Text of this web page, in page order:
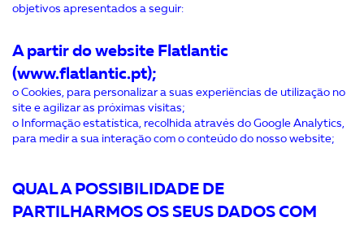
objetivos apresentados a seguir:
A partir do website Flatlantic
(www.flatlantic.pt);
o Cookies, para personalizar a suas experiências de utilização no
site e agilizar as próximas visitas;
o Informação estatística, recolhida através do Google Analytics,
para medir a sua interação com o conteúdo do nosso website;
QUAL A POSSIBILIDADE DE
PARTILHARMOS OS SEUS DADOS COM